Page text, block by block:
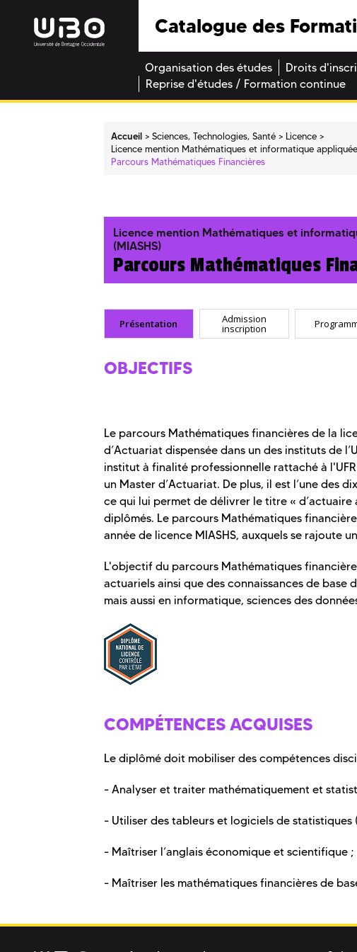
Catalogue des
Organisation des études Droits
Reprise d'études / Formation continue
Accueil Sciences, Technologies, Santé
Licence
Licence mention Mathématiques et informatique
Parcours Mathématiques Financières
Licence mention Mathématiques et
(MIASHS)
Parcours Mathématiques
Présentation Admission
inscription
OBJECTIFS
Le parcours Mathématiques financières de la
d’Actuariat dispensée dans un des instituts de
institut à finalité professionnelle rattaché à
un Master d’Actuariat. De plus, il est l’une des
ce qui lui permet de délivrer le titre « d’actuaire
diplômés. Le parcours Mathématiques
année de licence MIASHS, auxquels se rajoute
L'objectif du parcours Mathématiques
actuariels ainsi que des connaissances de base
mais aussi en informatique, sciences des
COMPÉTENCES ACQUISES
Le diplômé doit mobiliser des compétences
- Analyser et traiter mathématiquement et
- Utiliser des tableurs et logiciels de statistiques
- Maîtriser l’anglais économique et scientifique ;
- Maîtriser les mathématiques financières de